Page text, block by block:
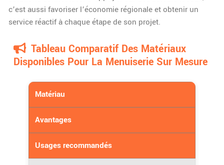
c’est aussi favoriser l’économie régionale et obtenir un
service réactif à chaque étape de son projet.
Tableau Comparatif Des Matériaux
Disponibles Pour La Menuiserie Sur Mesure
Matériau
Avantages
Usages recommandés